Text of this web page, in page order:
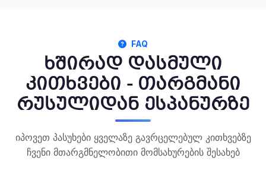
FAQ
ხშირად დასმული
კითხვები - თარგმანი
რუსულიდან ესპანურზე
იპოვეთ პასუხები ყველაზე გავრცელებულ კითხვებზე
ჩვენი მთარგმნელობითი მომსახურების შესახებ